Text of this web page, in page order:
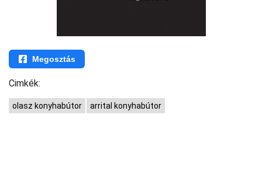
Megosztás
Cimkék:
olasz konyhabútor arrital konyhabútor